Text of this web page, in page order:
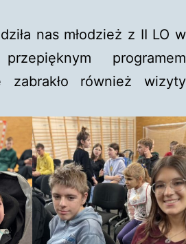
nas młodzież z II LO w
programem
zabrakło również wizyty